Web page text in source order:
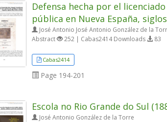
Defensa hecha por el
pública en Nueva España, siglos
José Antonio José Antonio González de la
Abstract
252 | Cabas2414 Downloads 83
Cabas2414
Page 194-201
Escola no Rio Grande do Sul
José Antonio González de la Torre